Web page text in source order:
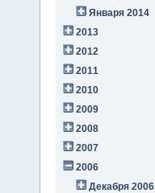
Января 2014
2013
2012
2011
2010
2009
2008
2007
2006
Декабря 2006